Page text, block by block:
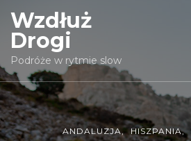
Wzdłuż
Drogi
Podróże w rytmie slow
ANDALUZJA HISZPANIA